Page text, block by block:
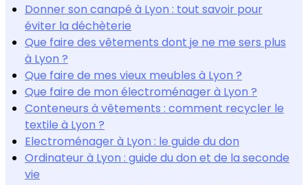
Donner son canapé à Lyon : tout savoir pour
éviter la déchèterie
Que faire des vêtements dont je ne me sers plus
à Lyon ?
Que faire de mes vieux meubles à Lyon ?
Que faire de mon électroménager à Lyon ?
Conteneurs à vêtements : comment recycler le
textile à Lyon ?
Electroménager à Lyon : le guide du don
Ordinateur à Lyon : guide du don et de la seconde
vie